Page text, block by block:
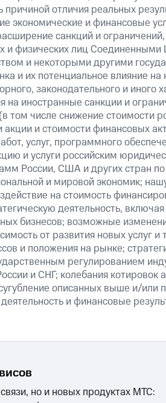
отличия реальных
экономические и финансовые
санкций и
и физических лиц
и некоторыми другими
и их потенциальное влияние на
законодательного и иного
на иностранные санкции и
том числе снижение стоимости
и стоимости финансовых
услуг, программного
и услуги российским
России, США и других стран
и мировой экономик;
на стоимость
деятельность,
бизнесов; возможные
от развития новых услуг
и положения на рынке;
регулированием
и СНГ; колебания
описанных выше и/или
и финансовые
но и новых продуктах МТС: